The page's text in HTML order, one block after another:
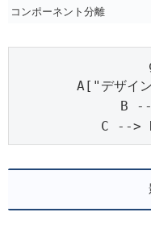
コンポーネント分離
A["デザイ
B --
C -->